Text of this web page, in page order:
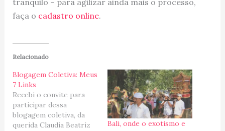
faça o cadastro online.
Relacionado
Blogagem Coletiva: Meus
7 Links
Recebi o convite para
participar dessa
blogagem coletiva, da
querida Claudia Beatriz
Bali, onde o exotismo e